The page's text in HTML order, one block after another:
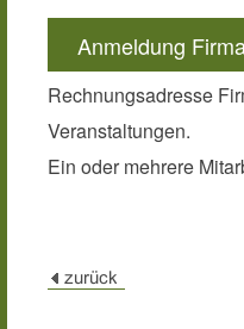
Anmeldung
Rechnungsadresse
Veranstaltungen.
Ein oder mehrere